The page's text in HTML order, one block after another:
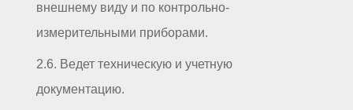
внешнему виду и по контрольно-
измерительными приборами.
2.6. Ведет техническую и учетную
документацию.